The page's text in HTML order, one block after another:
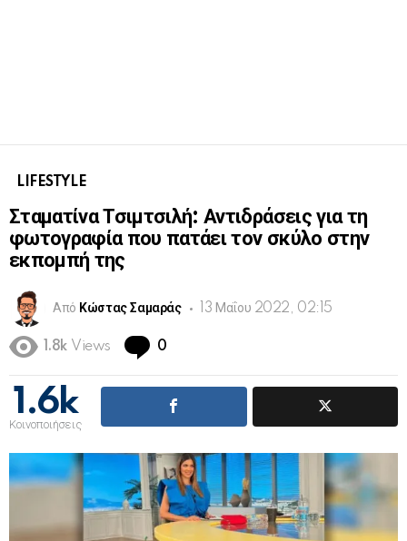
LIFESTYLE
Σταματίνα Τσιμτσιλή: Αντιδράσεις για τη
φωτογραφία που πατάει τον σκύλο στην
εκπομπή της
Από Κώστας Σαμαράς 13 Μαΐου 2022, 02:15
1.8k Views 0
1.6k
Κοινοποιήσεις